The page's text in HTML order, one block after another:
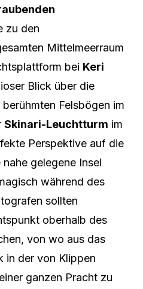
zu den
Mittelmeerraum
bei Keri
Blick über die
Felsbögen im
Skinari-Leuchtturm im
Perspektive auf die
gelegene Insel
während des
sollten
oberhalb des
von wo aus das
in der von Klippen
ganzen Pracht zu